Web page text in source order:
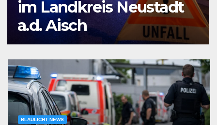
im Landkreis Neustadt
a.d. Aisch
BLAULICHT NEWS